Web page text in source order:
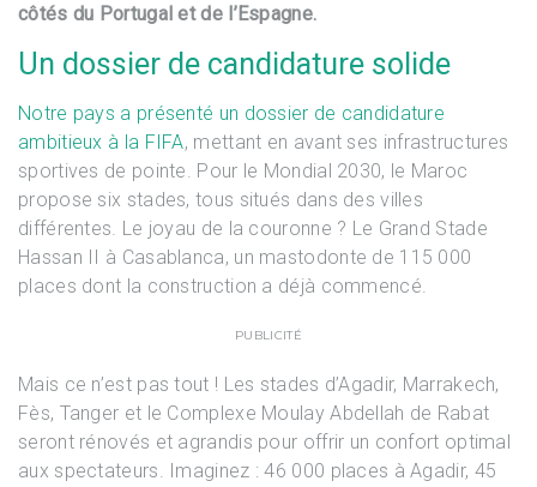
côtés du Portugal et de l’Espagne.
Un dossier de candidature solide
Notre pays a présenté un dossier de candidature
ambitieux à la FIFA, mettant en avant ses infrastructures
sportives de pointe. Pour le Mondial 2030, le Maroc
propose six stades, tous situés dans des villes
différentes. Le joyau de la couronne ? Le Grand Stade
Hassan II à Casablanca, un mastodonte de 115 000
places dont la construction a déjà commencé.
PUBLICITÉ
Mais ce n’est pas tout ! Les stades d’Agadir, Marrakech,
Fès, Tanger et le Complexe Moulay Abdellah de Rabat
seront rénovés et agrandis pour offrir un confort optimal
aux spectateurs. Imaginez : 46 000 places à Agadir, 45